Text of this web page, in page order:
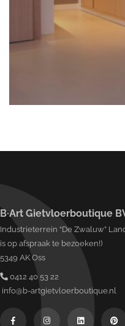
B·Art Gietvloerboutique
Industrieterrein “De Zwaluw”
is op afspraak te bezoeken!)
5349 AK Oss
0412 40 53 22
info@b-artgietvloerboutique.nl